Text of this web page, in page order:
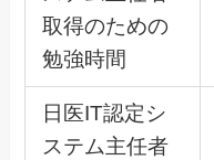
取得のための
勉強時間
日医IT認定シ
ステム主任者